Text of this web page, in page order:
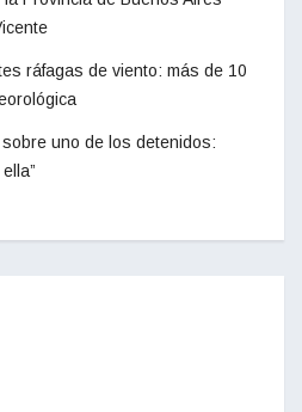
ráfagas de viento: más de 10
uno de los detenidos: